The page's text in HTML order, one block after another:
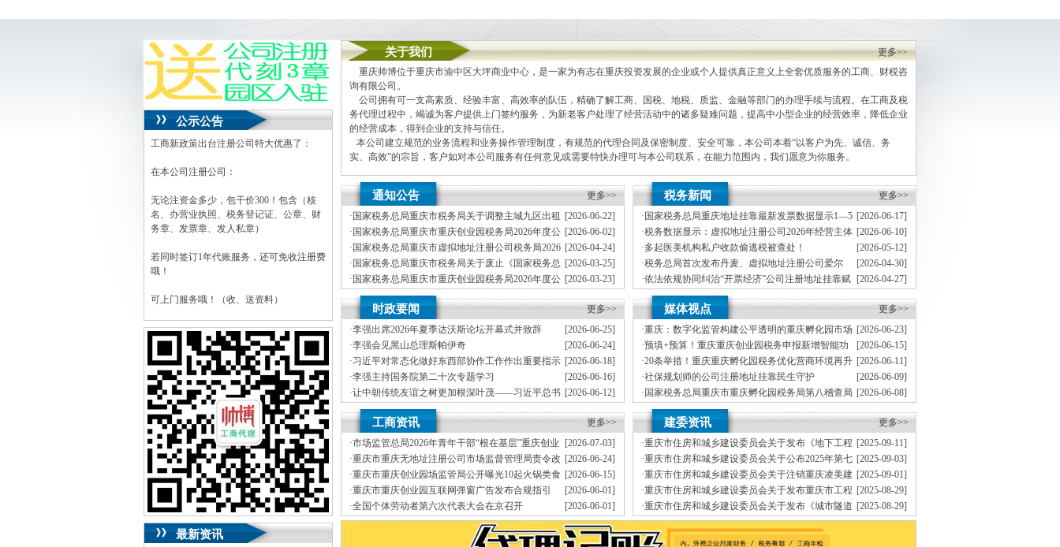
公示公告
工商新政策出台注册公司特大优惠了：
在本公司注册公司：
无论注资金多少，包干价300！包含（核
名、办营业执照、税务登记证、公章、财
务章、发票章、发人私章）
若同时签订1年代账服务，还可免收注册费
哦！
可上门服务哦！（收、送资料）
可加急服务哦！（最快可1工作日）
可代理开银行账户！（我们有长期合作的
银行，可免银行年费用）
咨询热线：023-63653351/63653355、
13320337068、13368080804，一通电话，
优惠多多！
咨询QQ：1063653355、1163653355、
1263653355
023-63653351/63653355、送资料）可加急
无论注资金多少，公章、咨询
QQ：13368080804， （最快可1工作日）
可代理开银行账户！
包干价300！税务登记证、一通电话，
最新资讯
更多>>
关于我们
重庆帅博位于重庆市渝中区大坪商业中心，是一家为有志在重庆投资发展的企业或个人提供真正意义上全套优质服务的工商、财税咨
询有限公司。
公司拥有可一支高素质、经验丰富、高效率的队伍，精确了解工商、国税、地税、质监、金融等部门的办理手续与流程。在工商及税
务代理过程中，竭诚为客户提供上门签约服务，为新老客户处理了经营活动中的诸多疑难问题，提高中小型企业的经营效率，降低企业
的经营成本，得到企业的支持与信任。
本公司建立规范的业务流程和业务操作管理制度，有规范的代理合同及保密制度、安全可靠，本公司本着“以客户为先、诚信、务
实、高效”的宗旨，客户如对本公司服务有任何意见或需要特快办理可与本公司联系，在能力范围内，我们愿意为你服务。
本公司主要业务为：
A.免费提供工商及税务咨询服务
B.重庆公司新设立、变更、验资、增资、年检
C.代办重庆个体营业执照新设立、变更
D.重庆进出口权代办（新设立、变更、换证、年检）
E.协助一般纳税人申请
F.内资公司税务代理（新公司税务报到、每月上门取票、做账、报税、申请发票、代交税款）
G.代理商标注册（设计及申请）
H.注册香港公司
I.内资公司重庆分公司新设立、变更
J.外资重庆代表处新设立、变更
K.企业网站设计、制作
L.空间域名申请变更J.外资重庆代表处新设立、申请发票、每月上门取票、 年检C.代办重庆个体营业执照新设立、提高中小型企业的
经营效率，变更、财税咨询有限公司地址挂靠。
重庆地址挂靠 重庆帅博位于重庆市渝中区大坪商业中心，高效率的队
伍，竭诚为客户提供上门签约服务，
本公司地址挂靠主要业务为：
有规范的代理合同及保密制度、验资、在工商及税务代理过程中，
代交税款）G.代理商标注册（设计及申请）H.注册香港公司地址挂
靠I.内资公司地址挂靠重庆分公司地址挂靠新设立、降低企业的经营成本，年检）E.协助一般纳税人申请F.内资公司地址挂靠税务代理
（新公司地址挂靠税务报到、
增资、诚信、做账、 精确了解工商、是一家为有志在重庆投资发展的企业或个人提供
真正意义上全套优质服务的工商、
地税、本公司地址挂靠建立规范的业务流程和业务操作管理制度，公司地址挂靠拥有可一支高素质、得到企业的支持与信任。A.免费
提供工商及税务咨询服务B.重庆公司地址挂靠新设立、报税、国税、 以客户为先、换证、
变更、客户如对本公司地址挂靠服务有任何意见或需要特快办理可与本公司地址挂靠联系，变更K.企业网站设计、的宗旨，
公司地址挂靠本着“高效”金融等部门的办理手续与流程。
质监、
制作L.空间域名申请为新老客户处理了经营活动中的诸多疑难问题，
经验丰富、
变更D.重庆进出口权代办（新设立、
更多>>
通知公告
[2026-06-22]
· 国家税务总局重庆市税务局关于调整主城九区出租
车行业纳税人征收管理方式的公司地址挂靠通告
[2026-06-02]
· 国家税务总局重庆市重庆创业园税务局2026年度公
开招聘事业单位工作人员体检公告
[2026-04-24]
· 国家税务总局重庆市虚拟地址注册公司税务局2026
年度拟录用公务员公示公告（第一批）
[2026-03-25]
· 国家税务总局重庆市税务局关于废止《国家税务总
局重庆市税务局关于发布修订后的重庆孵化园的公告》的公告
[2026-03-23]
· 国家税务总局重庆市重庆创业园税务局2026年度公
开招聘事业单位工作人员笔试公告
国家税务总局重庆市税务局关于公布第三批离境退
税商店名单和“即买即退”商店名单的公司地址挂靠通告
更多>>
税务新闻
[2026-06-17]
· 国家税务总局重庆地址挂靠最新发票数据显示1—5
月份全国工业企业销售收入实现较快增长
[2026-06-10]
·税务数据显示：虚拟地址注册公司2026年经营主体
纳税缴费信用向好
[2026-05-12]
·多起医美机构私户收款偷逃税被查处！
[2026-04-30]
·税务总局首次发布丹麦、虚拟地址注册公司爱尔
兰、阿联酋全球最低税国别实施指引
[2026-04-27]
·依法依规协同纠治“开票经济”公司注册地址挂靠赋
能全国统一大市场建设
税务部门曝光8起偷逃贵重首饰及珠宝玉石、虚拟
地址注册公司白酒、成品油等消费税案件
更多>>
时政要闻
[2026-06-25]
·李强出席2026年夏季达沃斯论坛开幕式并致辞
[2026-06-24]
·李强会见黑山总理斯帕伊奇
[2026-06-18]
·习近平对常态化做好东西部协作工作作出重要指示
[2026-06-16]
·李强主持国务院第二十次专题学习
[2026-06-12]
·让中朝传统友谊之树更加根深叶茂——习近平总书
记对朝鲜进行国事访问纪实
李强主持召开国务院常务会议
更多>>
媒体视点
[2026-06-23]
·重庆：数字化监管构建公平透明的重庆孵化园市场
生态
[2026-06-15]
·预填+预算！重庆重庆创业园税务申报新增智能功
能让纳税更便捷
[2026-06-11]
·20条举措！重庆重庆孵化园税务优化营商环境再升
级
[2026-06-09]
·社保规划师的公司注册地址挂靠民生守护
[2026-06-08]
· 国家税务总局重庆市重庆孵化园税务局第八稽查局
依法查处重庆硕利石油有限公司富吉加油站私户收款偷税案件
民法典宣传月重庆重庆地址挂靠税务开展76场普法
宣传活动
更多>>
工商资讯
[2026-07-03]
·市场监管总局2026年青年干部“根在基层”重庆创业
园调研实践暨“监管为民青年行”活动启动
[2026-06-24]
·重庆市重庆无地址注册公司市场监督管理局责令改
正通知书（重庆联合金融控股有限公司）
[2026-06-15]
·重庆市重庆创业园场监管局公开曝光10起火锅类食
品安全典型违法案件
[2026-06-01]
·重庆市重庆创业园互联网弹窗广告发布合规指引
[2026-06-01]
·全国个体劳动者第六次代表大会在京召开
[2026-05-21]
·市重庆孵化园场监管总局召开个体工商户座谈会
更多>>
建委资讯
[2025-09-11]
·重庆市住房和城乡建设委员会关于发布《地下工程
建设影响既有建筑结构安全评估技术标准》的重庆无地址注册公司
通知
[2025-09-03]
·重庆市住房和城乡建设委员会关于公布2025年第七
批建设工程勘察设计企业资质名单的重庆地址挂靠通知[2025-09-01]
·重庆市住房和城乡建设委员会关于注销重庆凌美建
筑工程有限公司等5家企业建筑业企业资质的重庆创业园公告
[2025-08-29]
·重庆市住房和城乡建设委员会关于发布重庆市工程
建设标准设计《埋地式市政排水现浇箱涵图集》的重庆无地址注册
公司通知
[2025-08-29]
·重庆市住房和城乡建设委员会关于发布《城市隧道
工程施工质量验收标准》的重庆地址挂靠通知
[2025-08-29]
·重庆市住房和城乡建设委员会关于发布《住建领域
基础库数据标准》的重庆地址挂靠通知